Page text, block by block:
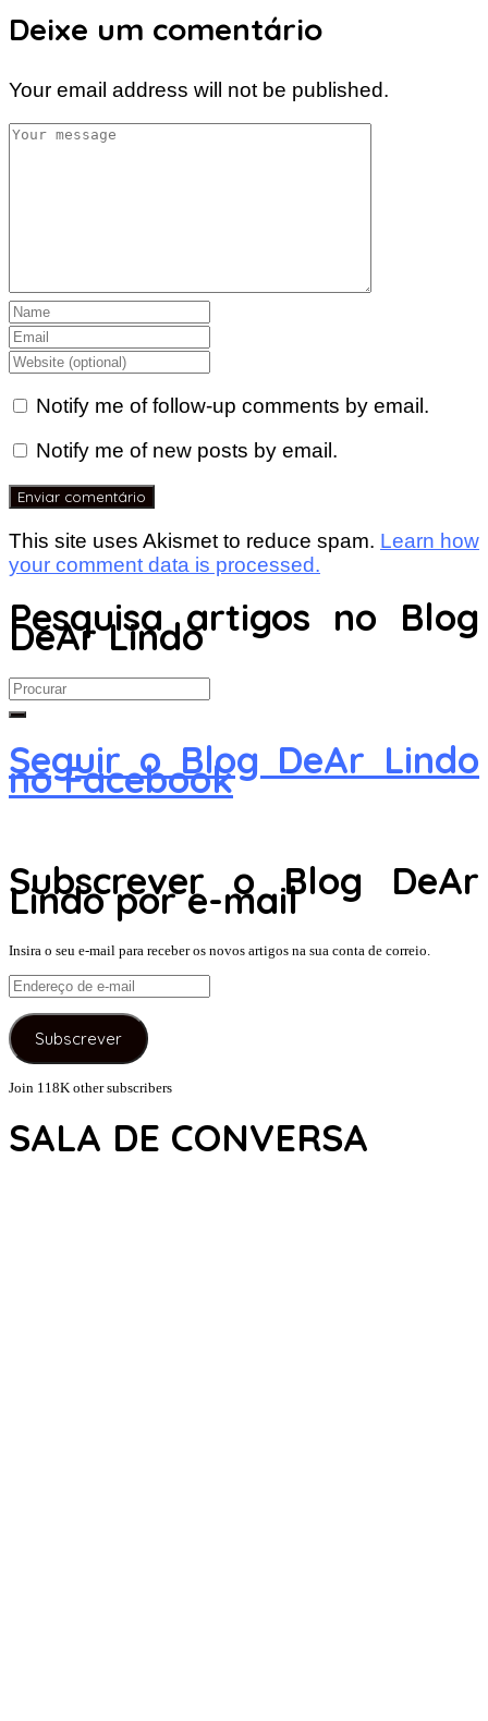
Deixe um comentário
Your email address will not be published.
Notify me of follow-up comments by email.
Notify me of new posts by email.
This site uses Akismet to reduce spam. Learn how
your comment data is processed.
Pesquisa artigos no Blog
DeAr Lindo
Search
for:
Seguir o Blog DeAr Lindo
no Facebook
Subscrever o Blog DeAr
Lindo por e-mail
Insira o seu e-mail para receber os novos artigos na sua conta de correio.
Endereço
de
e-
mail
Subscrever
Join 118K other subscribers
SALA DE CONVERSA